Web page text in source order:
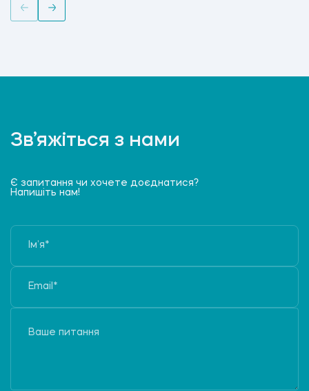
Зв’яжіться з нами
Є запитання чи хочете доєднатися?
Напишіть нам!